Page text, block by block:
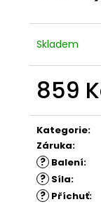
Skladem
859
cena:
Kategorie:
Záruka:
? Balení:
? Síla:
? Příchuť: